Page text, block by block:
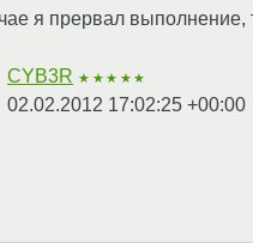
я прервал выполнение,
CYB3R ★★★★★
02.02.2012 17:02:25 +00:00